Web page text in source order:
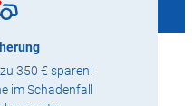
350 € sparen!
im Schadenfall